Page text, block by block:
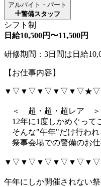
アルバイト・パート
警備スタッフ
シフト制
日給10,500円〜11,500円
研修期間：3日間は日給
【お仕事内容】
＜ 超・超・超レア ＞
12年に1度しかめぐって
そんな"午年"だけ行われ
祭事会場での警備のお仕
午年にしか開催されない